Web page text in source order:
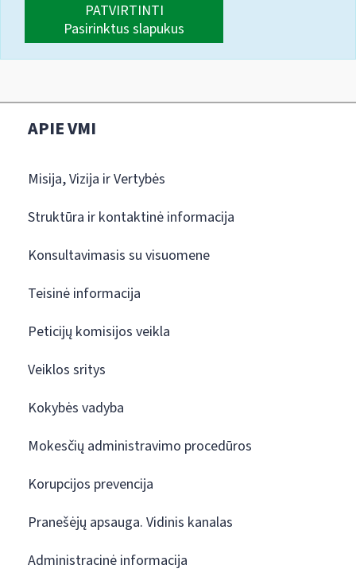
PATVIRTINTI
Pasirinktus slapukus
APIE VMI
Misija, Vizija ir Vertybės
Struktūra ir kontaktinė informacija
Konsultavimasis su visuomene
Teisinė informacija
Peticijų komisijos veikla
Veiklos sritys
Kokybės vadyba
Mokesčių administravimo procedūros
Korupcijos prevencija
Pranešėjų apsauga. Vidinis kanalas
Administracinė informacija